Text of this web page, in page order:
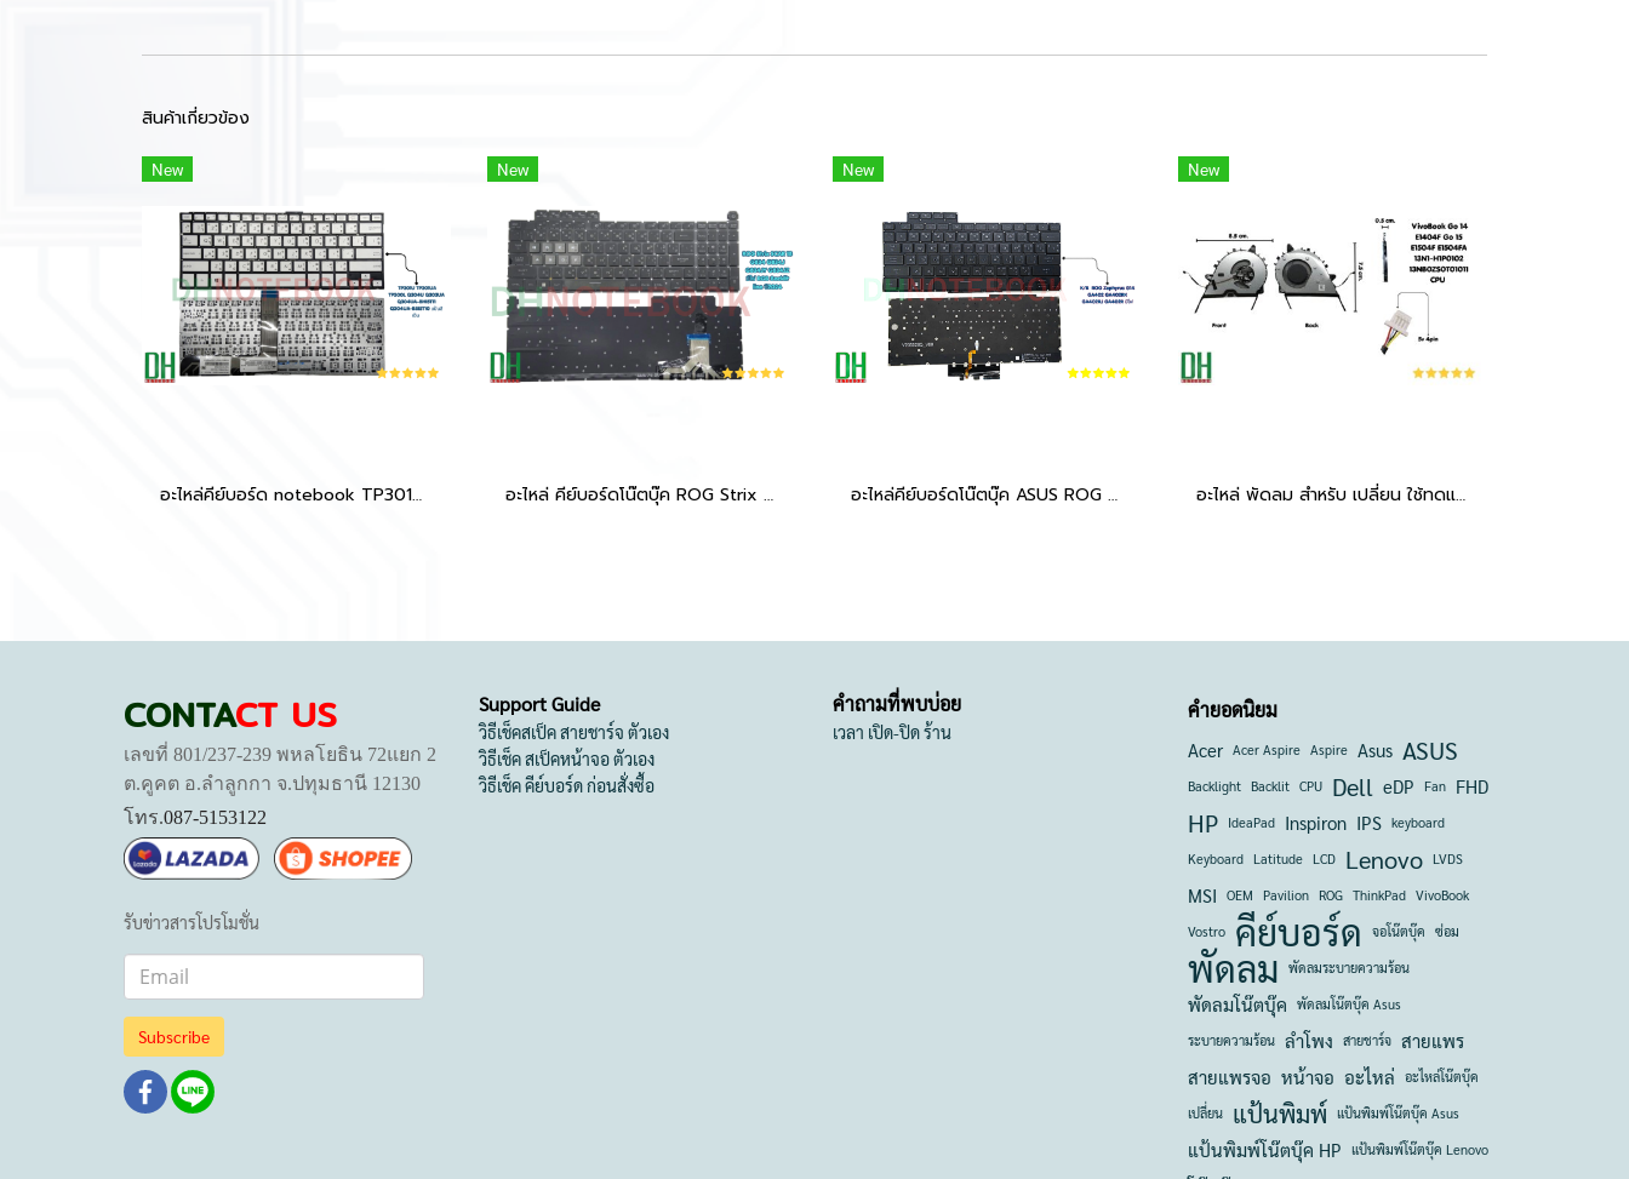
สินค้าเกี่ยวข้อง
New
อะไหล่คีย์บอร์ด notebook TP301U แป้นสีเงิน (Silver) ตรงรุ่น เกรดคุณภาพ
New
อะไหล่ คีย์บอร์ดโน๊ตบุ๊ค ROG Strix SCAR 18 (ปี 2024) ตรงรุ่น G834 / G834J / G834JY / G834JZ มีไฟ Per-Key RGB Backlit
New
อะไหล่คีย์บอร์ดโน๊ตบุ๊ค ASUS ROG Zephyrus G14 (GA402 Series) มีไฟ RGB/Backlight ตรงรุ่น
New
อะไหล่ พัดลม สำหรับ เปลี่ยน ใช้ทดแทน VivoBook Go 14 E1404F Go 15 E1504F E1504FA 13N1-H1P0102 13NB0ZS0T01011 CPU 5V 4PIN
CONTACT US
เลขที่ 801/237-239 พหลโยธิน 72แยก 2
ต.คูคต อ.ลำลูกกา จ.ปทุมธานี 12130
โทร.087-5153122
รับข่าวสารโปรโมชั่น
Subscribe
Support Guide
วิธีเช็คสเป็ค สายชาร์จ ตัวเอง
วิธีเช็ค สเป็คหน้าจอ ตัวเอง
วิธีเช็ค คีย์บอร์ด ก่อนสั่งซื้อ
คำถามที่พบบ่อย
เวลา เปิด-ปิด ร้าน
คำยอดนิยม
Acer Acer Aspire Aspire Asus ASUS
Backlight Backlit CPU Dell eDP Fan FHD
HP IdeaPad Inspiron IPS keyboard
Keyboard Latitude LCD Lenovo LVDS
MSI OEM Pavilion ROG ThinkPad VivoBook
Vostro
คีย์บอร์ด จอโน๊ตบุ๊ค ซ่อม
พัดลม พัดลมระบายความร้อน
พัดลมโน๊ตบุ๊ค พัดลมโน๊ตบุ๊ค Asus
ระบายความร้อน ลำโพง สายชาร์จ สายแพร
สายแพรจอ หน้าจอ อะไหล่ อะไหล่โน๊ตบุ๊ค
เปลี่ยน
แป้นพิมพ์ แป้นพิมพ์โน๊ตบุ๊ค Asus
แป้นพิมพ์โน๊ตบุ๊ค HP แป้นพิมพ์โน๊ตบุ๊ค Lenovo